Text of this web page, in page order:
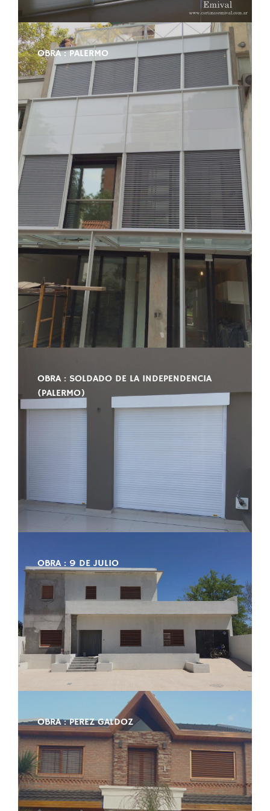
OBRA : PALERMO
OBRA : SOLDADO DE LA INDEPENDENCIA
(PALERMO)
OBRA : 9 DE JULIO
OBRA : PEREZ GALDOZ